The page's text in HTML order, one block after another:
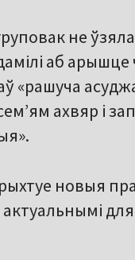
не
аб
«рашуча
ахвяр і
новыя